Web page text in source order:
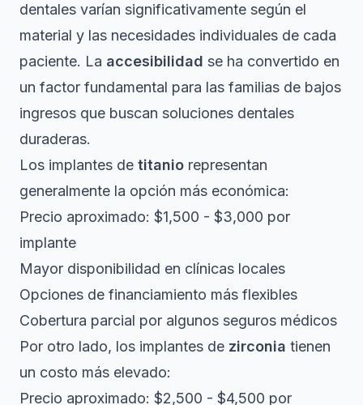
dentales varían significativamente según el
material y las necesidades individuales de cada
paciente. La accesibilidad se ha convertido en
un factor fundamental para las familias de bajos
ingresos que buscan soluciones dentales
duraderas.
Los implantes de titanio representan
generalmente la opción más económica:
Precio aproximado: $1,500 - $3,000 por
implante
Mayor disponibilidad en clínicas locales
Opciones de financiamiento más flexibles
Cobertura parcial por algunos seguros médicos
Por otro lado, los implantes de zirconia tienen
un costo más elevado:
Precio aproximado: $2,500 - $4,500 por